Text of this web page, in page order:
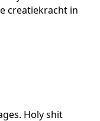
creatiekracht in
Holy shit